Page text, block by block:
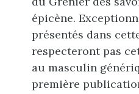
épicène.
présentés dans
respecteront pas
au masculin
première